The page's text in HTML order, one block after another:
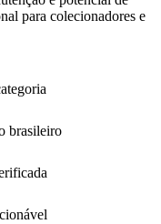
para colecionadores e
brasileiro